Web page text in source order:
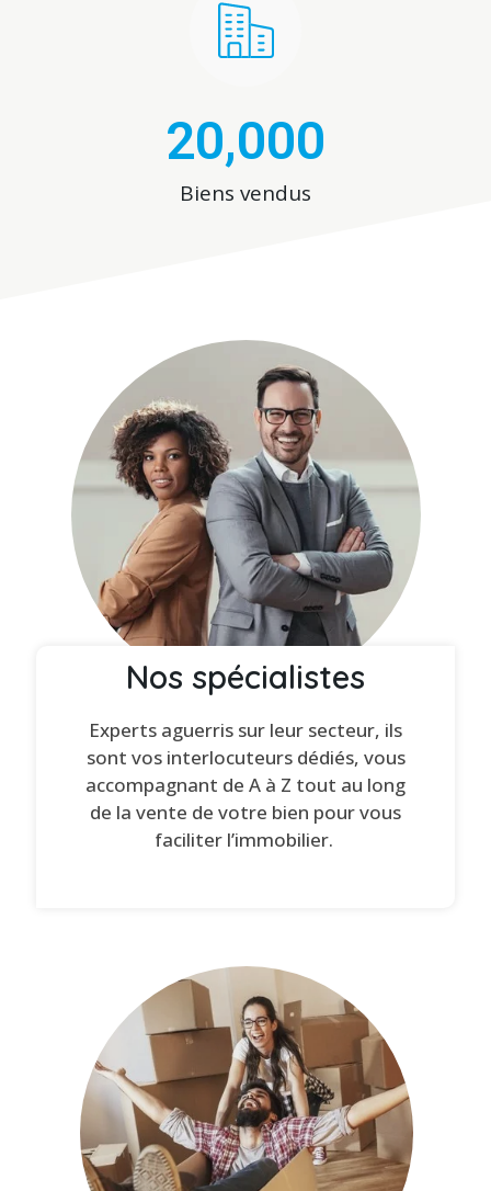
20,000
Biens vendus
Nos spécialistes
Experts aguerris sur leur secteur, ils
sont vos interlocuteurs dédiés, vous
accompagnant de A à Z tout au long
de la vente de votre bien pour vous
faciliter l’immobilier.